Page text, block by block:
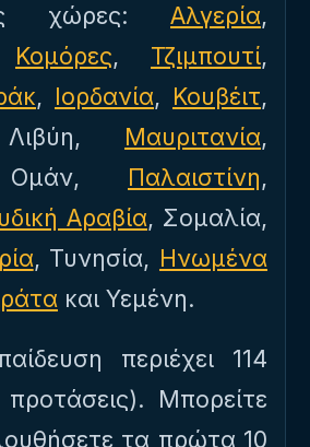
χώρες: Αλγερία,
Κομόρες, Τζιμπουτί,
, Ιορδανία, Κουβέιτ,
Μαυριτανία,
Παλαιστίνη,
Αραβία, Σομαλία,
, Τυνησία, Ηνωμένα
και Υεμένη.
περιέχει 114
Μπορείτε
τα πρώτα 10